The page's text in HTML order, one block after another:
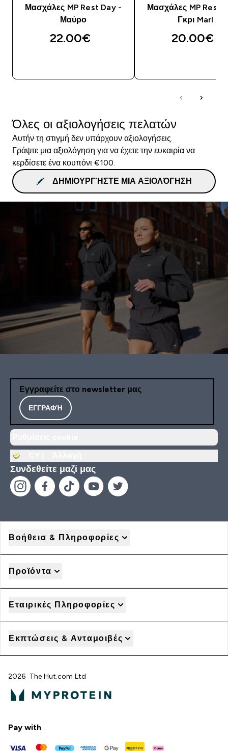
Μασχάλες MP Rest Day -
Μαύρο
22.00€‎
Μασχάλες MP Rest
Γκρι Marl
20.00€‎
Όλες οι αξιολογήσεις πελατών
Αυτήν τη στιγμή δεν υπάρχουν αξιολογήσεις.
Γράψτε μια αξιολόγηση για να έχετε την ευκαιρία να
κερδίσετε ένα κουπόνι €100.
ΔΗΜΙΟΥΡΓΉΣΤΕ ΜΙΑ ΑΞΙΟΛΌΓΗΣΗ
Εγγραφείτε στο newsletter μας
ΕΓΓΡΑΦΉ
Συνδεθείτε μαζί μας
Βοήθεια & Πληροφορίες
Προϊόντα
Εταιρικές Πληροφορίες
Εκπτώσεις & Ανταμοιβές
2026 The Hut.com Ltd
Pay with